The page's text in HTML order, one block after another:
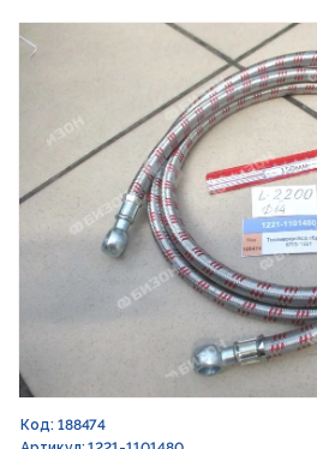
Код: 188474